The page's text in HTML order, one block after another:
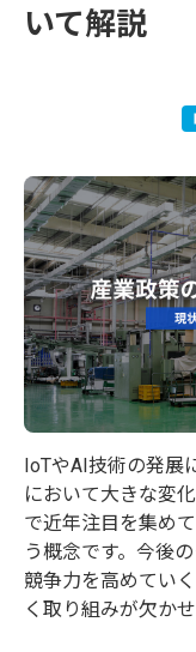
いて解説
IoTやAI技術の発展
において大きな変
で近年注目を集め
う概念です。今後
競争力を高めてい
く取り組みが欠かせ